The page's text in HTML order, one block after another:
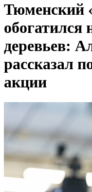
Тюменский
обогатился
деревьев:
рассказал
акции